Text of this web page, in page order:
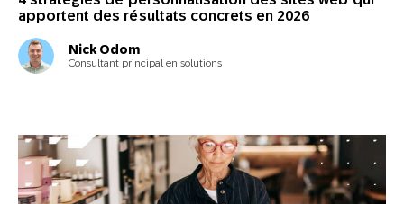
apportent des résultats concrets en 2026
Nick Odom
Consultant principal en solutions